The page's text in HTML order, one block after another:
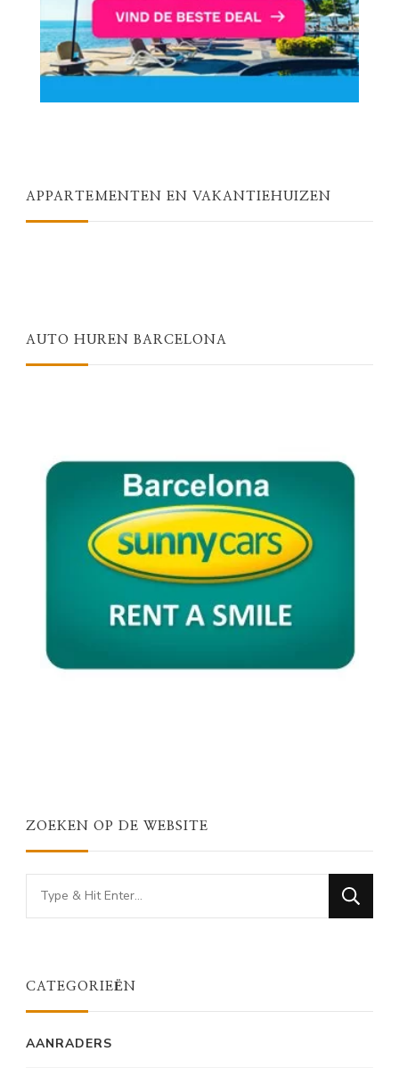
APPARTEMENTEN EN VAKANTIEHUIZEN
AUTO HUREN BARCELONA
ZOEKEN OP DE WEBSITE
Looking
for
CATEGORIEËN
AANRADERS